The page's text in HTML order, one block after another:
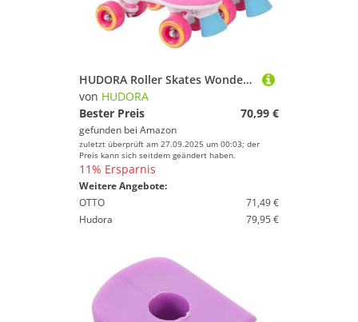
HUDORA Roller Skates Wonders in versch. Größen - Bequeme Kinder Rollschuhe in coolem Design - stilvolle Rollschuhe für Kinder & Jugendliche - Roller Schuhe aus hochwertigem Kunstleder
von HUDORA
Bester Preis
70,99 €
gefunden bei Amazon
zuletzt überprüft am 27.09.2025 um 00:03; der
Preis kann sich seitdem geändert haben.
11% Ersparnis
Weitere Angebote:
OTTO
71,49 €
Hudora
79,95 €